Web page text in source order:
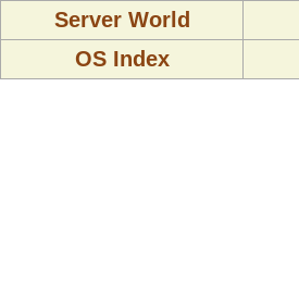
Server World
OS Index